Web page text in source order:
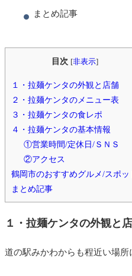
まとめ記事
目次 [非表示]
１・拉麺ケンタの外観と店舗
２・拉麺ケンタのメニュー表
３・拉麺ケンタの食レポ
４・拉麺ケンタの基本情報
①営業時間/定休日/ＳＮＳ
②アクセス
鶴岡市のおすすめグルメ/スポッ
まとめ記事
１・拉麺ケンタの外観と
道の駅みかわからも程近い場所